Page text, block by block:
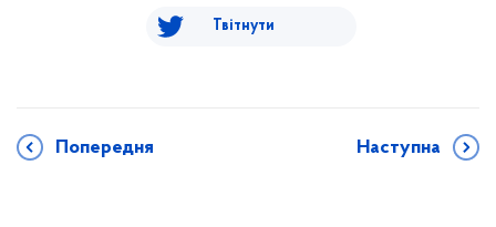
Твітнути
Попередня Наступна